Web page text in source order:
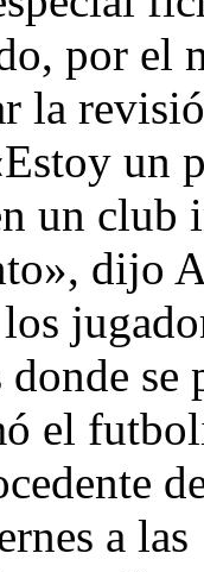
por el
la
un
un club
dijo
donde
el
a